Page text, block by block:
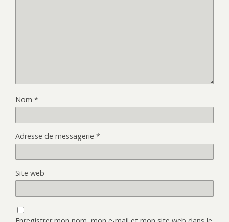
Nom *
Adresse de messagerie *
Site web